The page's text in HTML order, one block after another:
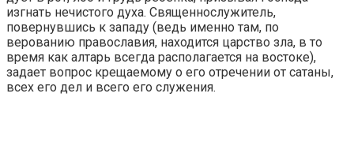
изгнать нечистого духа. Священнослужитель,
повернувшись к западу (ведь именно там, по
верованию православия, находится царство зла, в то
время как алтарь всегда располагается на востоке),
задает вопрос крещаемому о его отречении от сатаны,
всех его дел и всего его служения.